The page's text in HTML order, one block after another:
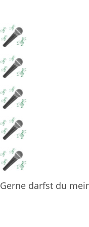
Gerne darfst du